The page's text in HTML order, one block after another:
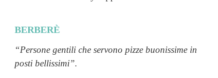
BERBERÈ
“Persone gentili che servono pizze buonissime in
posti bellissimi”.